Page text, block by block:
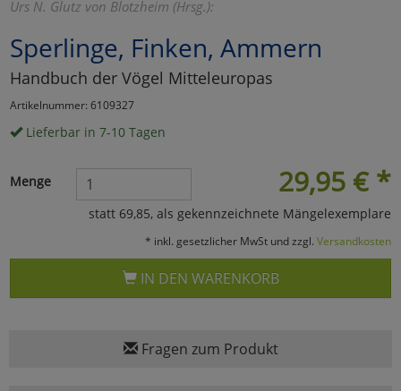
Urs N. Glutz von Blotzheim (Hrsg.):
Sperlinge, Finken, Ammern
Handbuch der Vögel Mitteleuropas
Artikelnummer: 6109327
Lieferbar in 7-10 Tagen
29,95 € *
Menge
statt 69,85, als gekennzeichnete Mängelexemplare
* inkl. gesetzlicher MwSt und zzgl. Versandkosten
IN DEN WARENKORB
Fragen zum Produkt
Umfragetools
Einstellungen speichern